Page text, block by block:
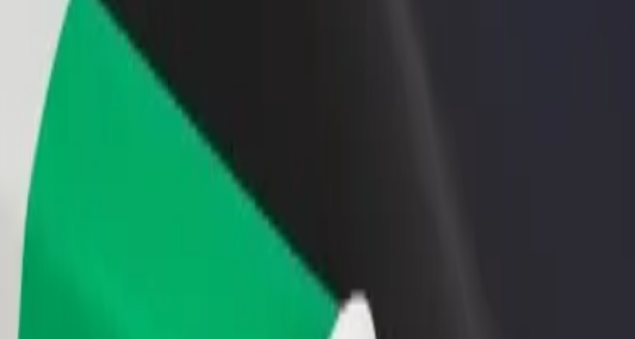
Jaba Primary Health Centre
Primary Health Centre? Tutvu meie teenustega ja leia endale sobivaim lahendus.